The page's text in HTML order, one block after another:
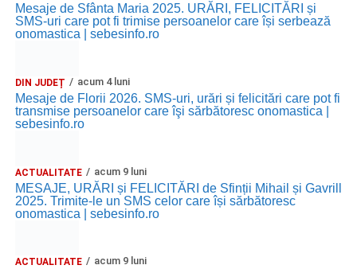
Mesaje de Sfânta Maria 2025. URĂRI, FELICITĂRI și
SMS-uri care pot fi trimise persoanelor care își serbează
onomastica | sebesinfo.ro
DIN JUDEȚ acum 4 luni
Mesaje de Florii 2026. SMS-uri, urări și felicitări care pot fi
transmise persoanelor care îşi sărbătoresc onomastica |
sebesinfo.ro
ACTUALITATE acum 9 luni
MESAJE, URĂRI și FELICITĂRI de Sfinții Mihail și Gavrill
2025. Trimite-le un SMS celor care își sărbătoresc
onomastica | sebesinfo.ro
ACTUALITATE acum 9 luni